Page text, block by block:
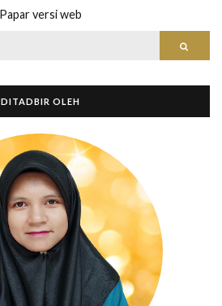
Papar versi web
DITADBIR OLEH